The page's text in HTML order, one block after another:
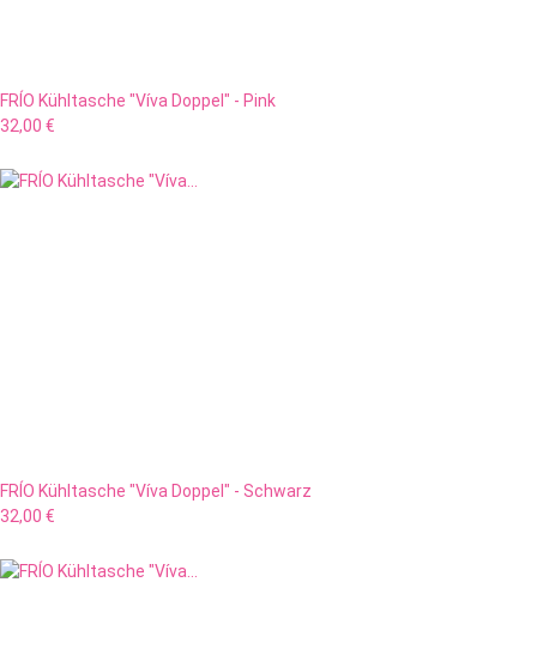
FRÍO Kühltasche "Víva Doppel" - Pink
32,00 €
FRÍO Kühltasche "Víva Doppel" - Schwarz
32,00 €